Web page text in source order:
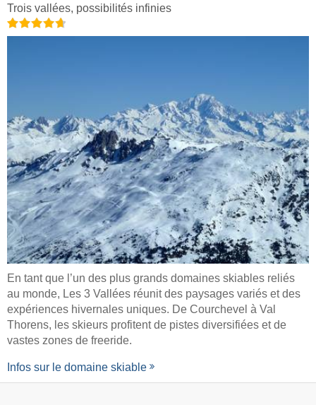
Trois vallées, possibilités infinies
En tant que l’un des plus grands domaines skiables reliés
au monde, Les 3 Vallées réunit des paysages variés et des
expériences hivernales uniques. De Courchevel à Val
Thorens, les skieurs profitent de pistes diversifiées et de
vastes zones de freeride.
Infos sur le domaine skiable